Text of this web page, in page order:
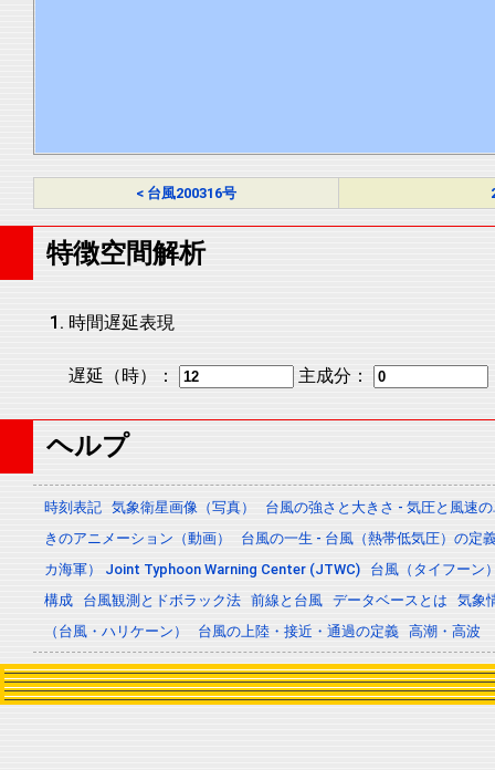
< 台風200316号
特徴空間解析
時間遅延表現
遅延（時）： 主成分：
ヘルプ
時刻表記 気象衛星画像（写真）
台風の強さと大きさ - 気圧と風速
きのアニメーション（動画）
台風の一生 - 台風（熱帯低気圧）の定
カ海軍） Joint Typhoon Warning Center (JTWC)
台風（タイフーン
構成
台風観測とドボラック法 前線と台風 データベースとは
気象
（台風・ハリケーン）
台風の上陸・接近・通過の定義 高潮・高波